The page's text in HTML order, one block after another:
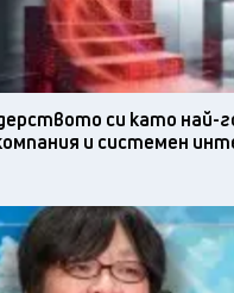
си като най-
и системен